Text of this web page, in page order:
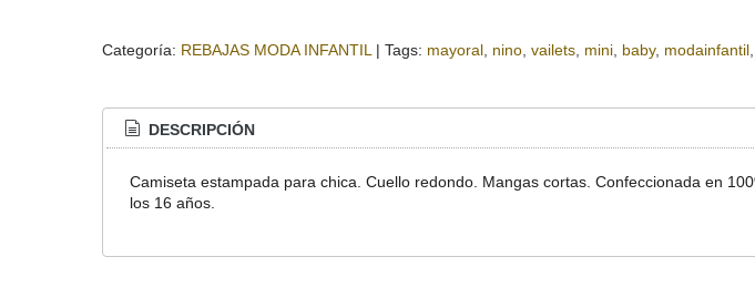
Categoría: REBAJAS MODA INFANTIL | Tags: mayoral nino vailets mini baby modainfantil
DESCRIPCIÓN
Camiseta estampada para chica. Cuello redondo. Mangas cortas. Confeccionada en
los 16 años.